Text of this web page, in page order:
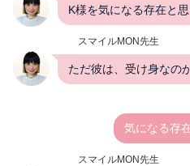
K様を気になる存在と
スマイルMON先生
ただ彼は、受け身なの
気になる存
スマイルMON先生